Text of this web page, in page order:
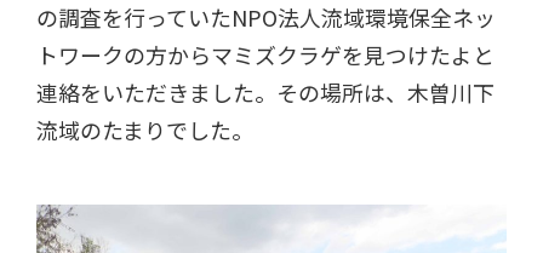
の調査を行っていたNPO法人流域環境保全ネッ
トワークの方からマミズクラゲを見つけたよと
連絡をいただきました。その場所は、木曽川下
流域のたまりでした。